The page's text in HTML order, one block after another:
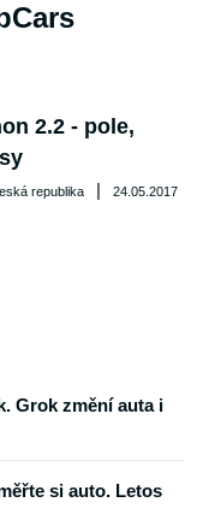
2.2 - pole,
republika | 24.05.2017
Grok změní auta i
si auto. Letos